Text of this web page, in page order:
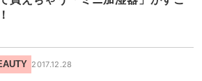
2017.12.28